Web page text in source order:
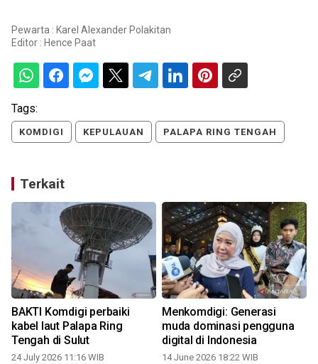
Pewarta : Karel Alexander Polakitan
Editor : Hence Paat
Tags:
KOMDIGI KEPULAUAN PALAPA RING TENGAH
Terkait
BAKTI Komdigi perbaiki
kabel laut Palapa Ring
Tengah di Sulut
24 July 2026 11:16 WIB
Menkomdigi: Generasi
muda dominasi pengguna
digital di Indonesia
14 June 2026 18:22 WIB